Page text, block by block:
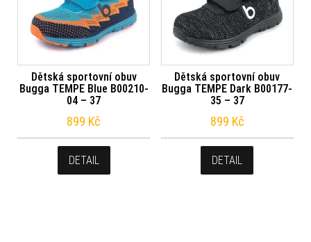
Dětská sportovní obuv
Bugga TEMPE Blue B00210-
04 – 37
899 Kč
DETAIL
Dětská sportovní obuv
Bugga TEMPE Dark B00177-
35 – 37
899 Kč
DETAIL